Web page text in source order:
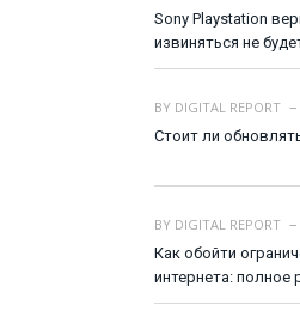
Sony Playstation
извиняться не
BY DIGITAL REPORT
Стоит ли
BY DIGITAL REPORT
Как обойти
интернета: полное